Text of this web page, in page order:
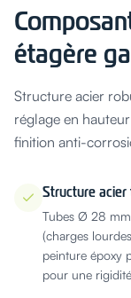
étagère
Structure acier
réglage en
finition anti-
Structure acier
Tubes Ø 28
(charges
peinture époxy
pour une